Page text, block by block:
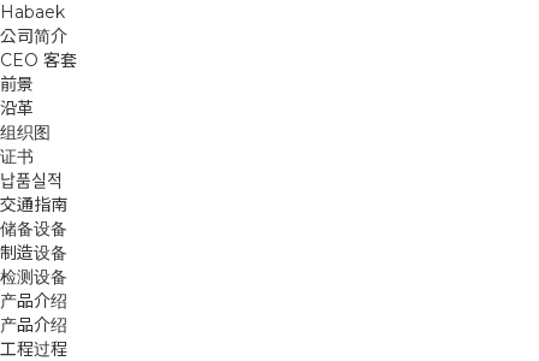
Habaek
公司简介
CEO 客套
前景
沿革
组织图
证书
납품실적
交通指南
储备设备
制造设备
检测设备
产品介绍
产品介绍
工程过程
新闻稿
新闻稿
新闻稿
新闻稿
新闻稿
新闻稿